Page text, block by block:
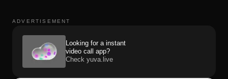
ADVERTISEMENT
Looking for a instant
video call app?
Check yuva.live